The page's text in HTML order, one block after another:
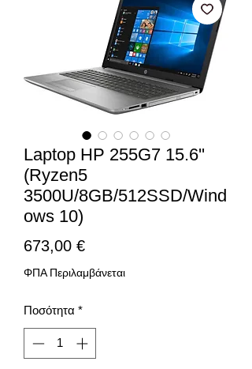
Laptop HP 255G7 15.6''
(Ryzen5
3500U/8GB/512SSD/Wind
ows 10)
673,00 €Τιμή
ΦΠΑ Περιλαμβάνεται
Ποσότητα *